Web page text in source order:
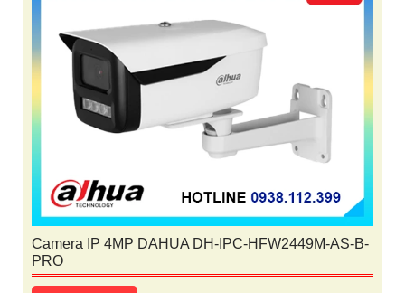
Camera IP 4MP DAHUA DH-IPC-HFW2449M-AS-B-
PRO